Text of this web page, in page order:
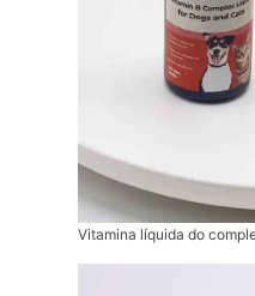
Vitamina líquida do